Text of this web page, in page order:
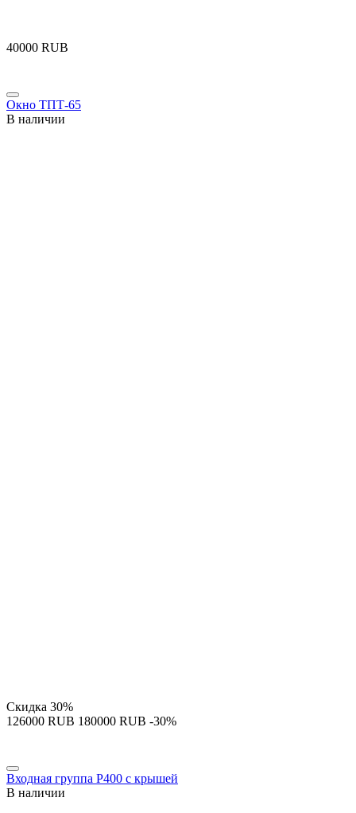
‍40000‍ RUB
Окно ТПТ-65
В наличии
Скидка 30%
‍126000‍ RUB ‍180000‍ RUB -30%
Входная группа P400 с крышей
В наличии